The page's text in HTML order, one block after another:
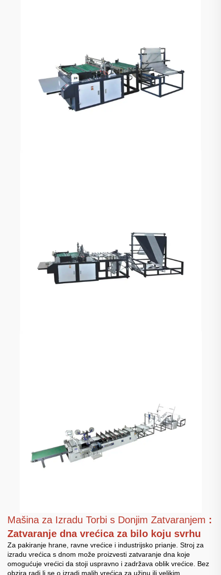
Mašina za Izradu Torbi s Donjim Zatvaranjem :
Zatvaranje dna vrećica za bilo koju svrhu
Za pakiranje hrane, ravne vrećice i industrijsko prianje. Stroj za
izradu vrećica s dnom može proizvesti zatvaranje dna koje
omogućuje vrećici da stoji uspravno i zadržava oblik vrećice. Bez
obzira radi li se o izradi malih vrećica za užinu ili velikim